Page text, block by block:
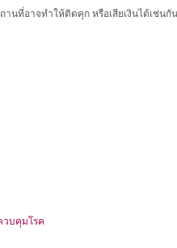
ที่อาจทำให้ติดคุก หรือเสียเงินได้เช่นกัน
วบคุมโรค